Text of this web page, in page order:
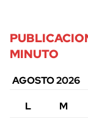
MINUTO
AGOSTO 2026
L
M